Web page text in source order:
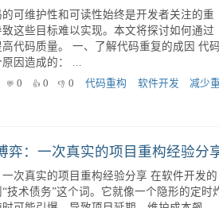
词往往让人既兴奋又恐惧。兴奋于摆脱历史
大的工作量和潜在风险。如果让我来主导
动绝不是直...
0 0 0
可维护性和可读性始终是开发者关注的重
这些目标难以实现。本文将探讨如何通过
解代码重复的成因 代码
重复一般是由于以下几个原因造成的： ...